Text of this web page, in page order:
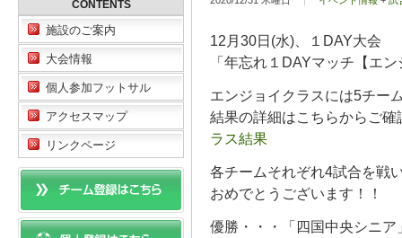
12月30日(水)、１DAY大会
「年忘れ１DAYマッチ【エ
エンジョイクラスには5チー
結果の詳細はこちらからご
ラス結果
各チームそれぞれ4試合を戦
おめでとうございます！！
優勝・・・「四国中央シニア
CONTENTS
施設のご案内
大会情報
個人参加フットサル
アクセスマップ
リンクページ